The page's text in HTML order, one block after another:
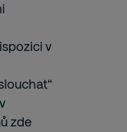
v
zde